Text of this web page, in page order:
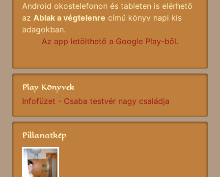
Android okostelefonon és tableten is elérhető
az Ablak a végtelenre című könyv napi kis
adagokban.
Az app letölthető a Google Play-ből.
Play Könyvek
Infofüzet - Csaba testvér nagy családja
Pillanatkép